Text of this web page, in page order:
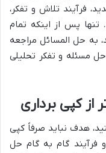
فرآیند تلاش و تفکر،
تنها پس از اینکه تمام
به حل المسائل مراجعه
مسئله و تفکر تحلیلی
از کپی برداری
هدف نباید صرفاً کپی
فرآیند گام به گام حل